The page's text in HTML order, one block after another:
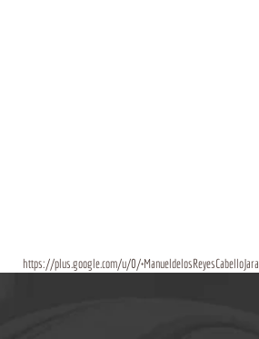
https://plus.google.com/u/0/+ManueldelosReyesCabelloJara